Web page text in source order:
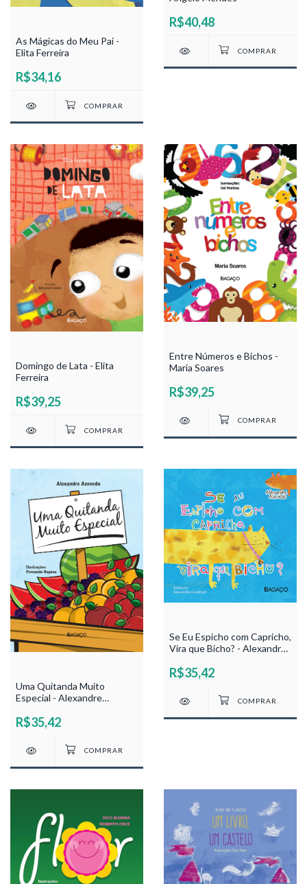
As Mágicas do Meu Pai -
Elita Ferreira
R$34,16
R$40,48
Domingo de Lata - Elita
Ferreira
R$39,25
Entre Números e Bichos -
Maria Soares
R$39,25
Uma Quitanda Muito
Especial - Alexandre
R$35,42
Se Eu Espicho com Capricho,
Vira que Bicho? - Alexandre
R$35,42